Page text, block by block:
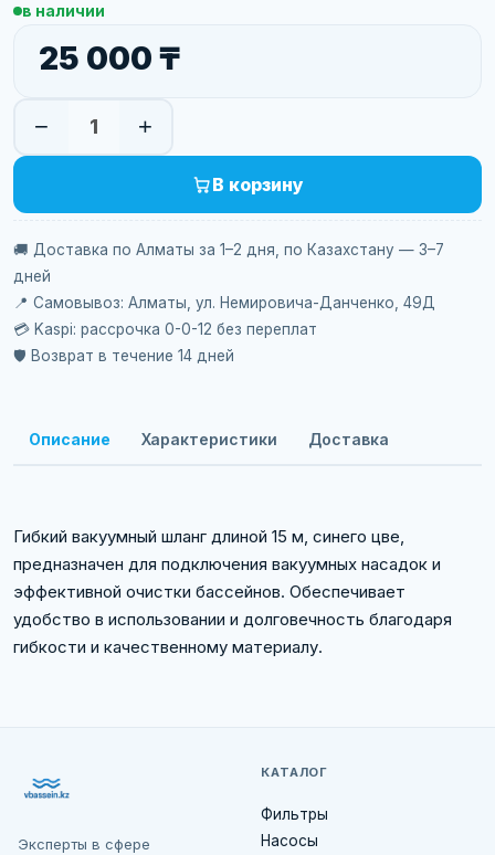
в наличии
25 000 ₸
− 1 +
В корзину
🚚 Доставка по Алматы за 1–2 дня, по Казахстану — 3–7
дней
📍 Самовывоз: Алматы, ул. Немировича-Данченко, 49Д
💳 Kaspi: рассрочка 0-0-12 без переплат
🛡️ Возврат в течение 14 дней
Описание Характеристики Доставка
Гибкий вакуумный шланг длиной 15 м, синего цве,
предназначен для подключения вакуумных насадок и
эффективной очистки бассейнов. Обеспечивает
удобство в использовании и долговечность благодаря
гибкости и качественному материалу.
Эксперты в сфере
КАТАЛОГ
Фильтры
Насосы